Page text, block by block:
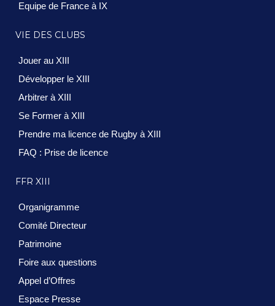
Equipe de France à IX
VIE DES CLUBS
Jouer au XIII
Développer le XIII
Arbitrer à XIII
Se Former à XIII
Prendre ma licence de Rugby à XIII
FAQ : Prise de licence
FFR XIII
Organigramme
Comité Directeur
Patrimoine
Foire aux questions
Appel d’Offres
Espace Presse